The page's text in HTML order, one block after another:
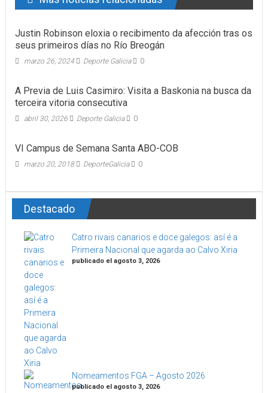
Justin Robinson eloxia o recibimento da afección tras os
seus primeiros días no Río Breogán
marzo 26, 2024 Deporte Galicia 0
A Previa de Luis Casimiro: Visita a Baskonia na busca da
terceira vitoria consecutiva
abril 30, 2026 Deporte Galicia 0
VI Campus de Semana Santa ABO-COB
marzo 20, 2018 DeporteGalicia 0
Destacado
Catro rivais canarios e doce galegos: así é a
Primeira Nacional que agarda ao Calvo Xiria
publicado el agosto 3, 2026
Nomeamentos FGA – Agosto 2026
publicado el agosto 3, 2026